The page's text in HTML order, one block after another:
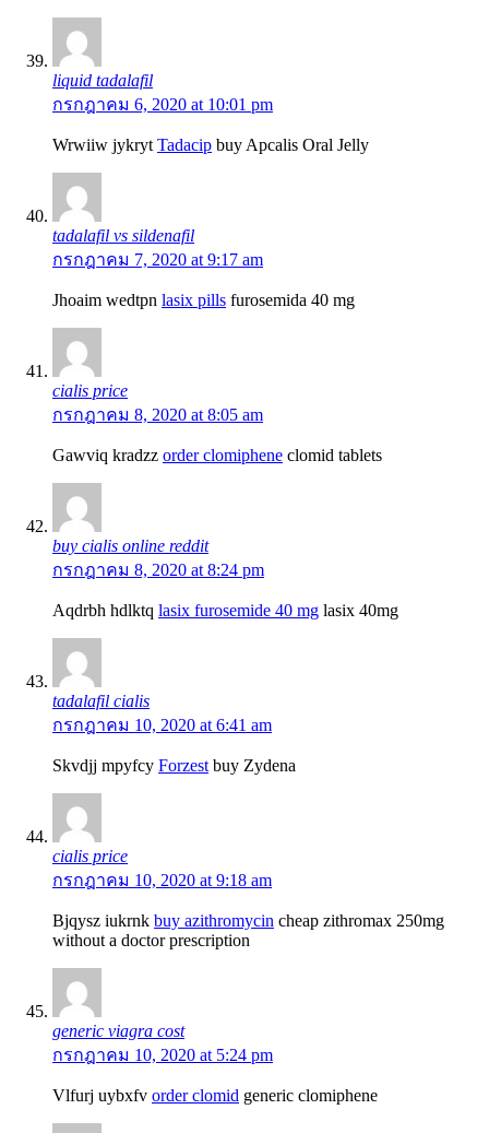
liquid tadalafil
กรกฎาคม 6, 2020 at 10:01 pm
Wrwiiw jykryt Tadacip buy Apcalis Oral Jelly
tadalafil vs sildenafil
กรกฎาคม 7, 2020 at 9:17 am
Jhoaim wedtpn lasix pills furosemida 40 mg
cialis price
กรกฎาคม 8, 2020 at 8:05 am
Gawviq kradzz order clomiphene clomid tablets
buy cialis online reddit
กรกฎาคม 8, 2020 at 8:24 pm
Aqdrbh hdlktq lasix furosemide 40 mg lasix 40mg
tadalafil cialis
กรกฎาคม 10, 2020 at 6:41 am
Skvdjj mpyfcy Forzest buy Zydena
cialis price
กรกฎาคม 10, 2020 at 9:18 am
Bjqysz iukrnk buy azithromycin cheap zithromax 250mg
without a doctor prescription
generic viagra cost
กรกฎาคม 10, 2020 at 5:24 pm
Vlfurj uybxfv order clomid generic clomiphene